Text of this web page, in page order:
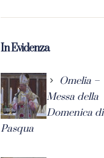
In Evidenza
Omelia –
Messa della
Domenica di
Pasqua